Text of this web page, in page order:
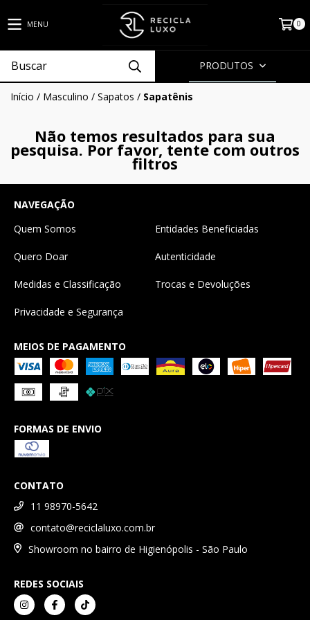
MENU 0
PRODUTOS
Início / Masculino / Sapatos / Sapatênis
Não temos resultados para sua
pesquisa. Por favor, tente com outros
filtros
NAVEGAÇÃO
Quem Somos
Entidades Beneficiadas
Quero Doar Autenticidade
Medidas e Classificação Trocas e Devoluções
Privacidade e Segurança
MEIOS DE PAGAMENTO
FORMAS DE ENVIO
CONTATO
11 98970-5642
contato@reciclaluxo.com.br
Showroom no bairro de Higienópolis - São Paulo
REDES SOCIAIS